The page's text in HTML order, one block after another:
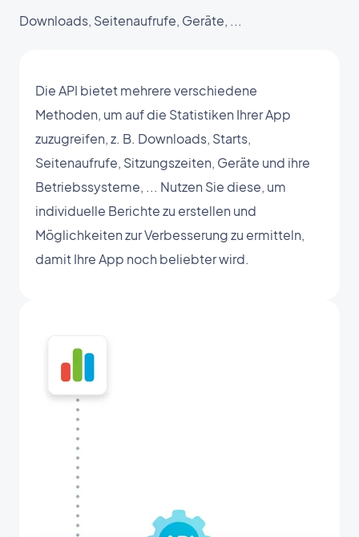
Downloads, Seitenaufrufe, Geräte, ...
Die API bietet mehrere verschiedene
Methoden, um auf die Statistiken Ihrer App
zuzugreifen, z. B. Downloads, Starts,
Seitenaufrufe, Sitzungszeiten, Geräte und ihre
Betriebssysteme, ... Nutzen Sie diese, um
individuelle Berichte zu erstellen und
Möglichkeiten zur Verbesserung zu ermitteln,
damit Ihre App noch beliebter wird.